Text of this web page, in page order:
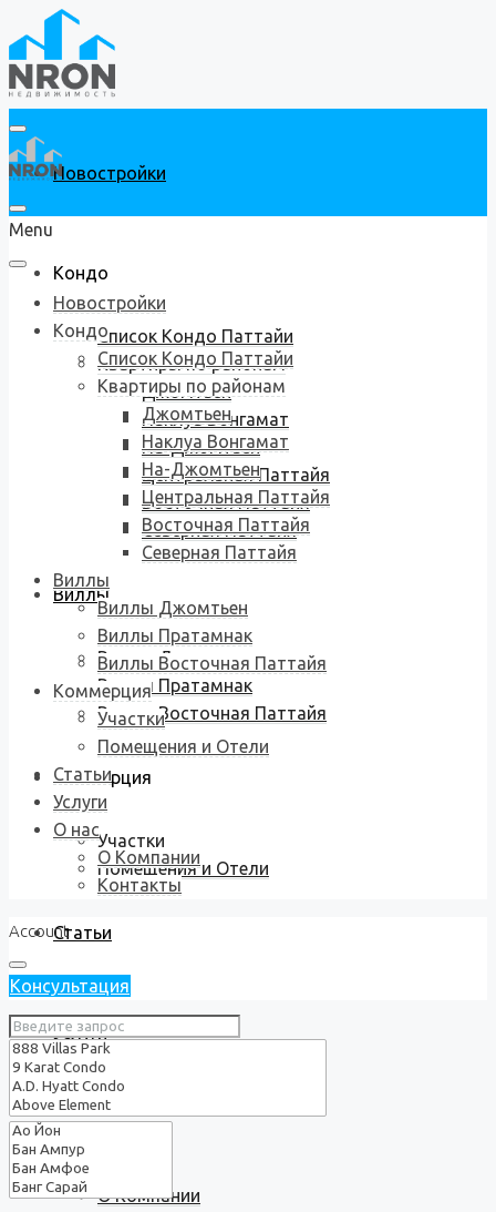
Новостройки
Кондо
Список Кондо Паттайи
Квартиры по районам
Джомтьен
Наклуа Вонгамат
На-Джомтьен
Центральная Паттайя
Восточная Паттайя
Северная Паттайя
Виллы
Виллы Джомтьен
Виллы Пратамнак
Виллы Восточная Паттайя
Коммерция
Участки
Помещения и Отели
Статьи
Услуги
О нас
О Компании
Menu
Новостройки
Кондо
Список Кондо Паттайи
Квартиры по районам
Джомтьен
Наклуа Вонгамат
На-Джомтьен
Центральная Паттайя
Восточная Паттайя
Северная Паттайя
Виллы
Виллы Джомтьен
Виллы Пратамнак
Виллы Восточная Паттайя
Коммерция
Участки
Помещения и Отели
Статьи
Услуги
О нас
О Компании
Контакты
Account
Консультация